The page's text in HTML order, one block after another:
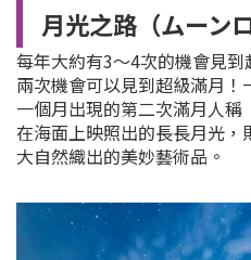
月光之路（ムーン
每年大約有3～4次的機會見
兩次機會可以見到超級滿月
一個月出現的第二次滿月人
在海面上映照出的長長月光
大自然織出的美妙藝術品。